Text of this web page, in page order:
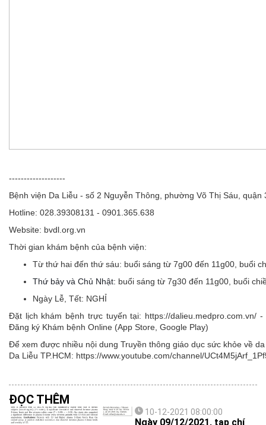
-------------------
Bệnh viện Da Liễu - số 2 Nguyễn Thông, phường Võ Thị Sáu, quận
Hotline: 028.39308131 - 0901.365.638
Website: bvdl.org.vn
Thời gian khám bệnh của bệnh viện:
Từ thứ hai đến thứ sáu: buổi sáng từ 7g00 đến 11g00, buổi
Thứ bảy và Chủ Nhật: buổi sáng từ 7g30 đến 11g00, buổi
Ngày Lễ, Tết: NGHỈ
Đặt lịch khám bệnh trực tuyến tại: https://dalieu.medpro.com.vn/
Đăng ký Khám bệnh Online (App Store, Google Play)
Để xem được nhiều nội dung Truyền thông giáo dục sức khỏe về
Da Liễu TP.HCM: https://www.youtube.com/channel/
ĐỌC THÊM
10-12-2021 08:00:00
Ngày 09/12/2021, tạp chí